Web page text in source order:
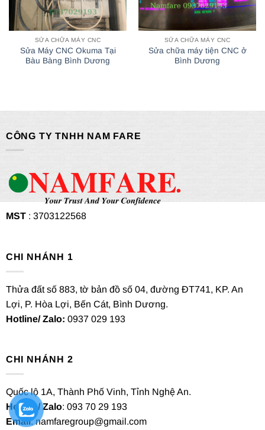
SỬA CHỮA MÁY CNC
Sửa Máy CNC Okuma Tại
Bàu Bàng Bình Dương
SỬA CHỮA MÁY CNC
Sửa chữa máy tiện CNC ở
Bình Dương
CÔNG TY TNHH NAM FARE
MST: 3703122568
CHI NHÁNH 1
Thửa đất số 883, tờ bản đồ số 04, đường ĐT741, KP. An
Lợi, P. Hòa Lợi, Bến Cát, Bình Dương.
Hotline/ Zalo: 0937 029 193
CHI NHÁNH 2
Quốc lộ 1A, Thành Phố Vinh, Tỉnh Nghệ An.
Hotline/ Zalo: 093 70 29 193
Email: namfaregroup@gmail.com